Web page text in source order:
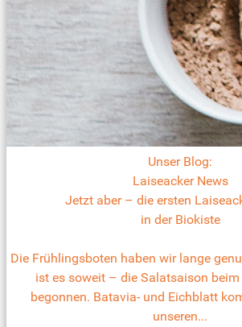
Unser Blog:
Laiseacker News
Jetzt aber – die ersten
in der Biokiste
Die Frühlingsboten haben wir lange
ist es soweit – die Salatsaison
begonnen. Batavia- und Eichblatt
unseren...